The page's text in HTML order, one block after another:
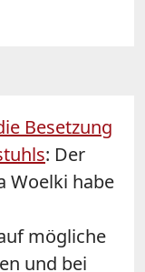
Besetzung
: Der
Woelki habe
mögliche
und bei